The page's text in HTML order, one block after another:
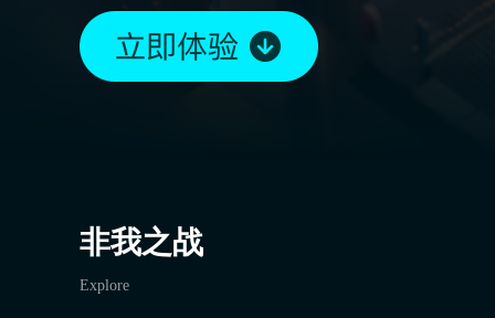
非我之战
Explore